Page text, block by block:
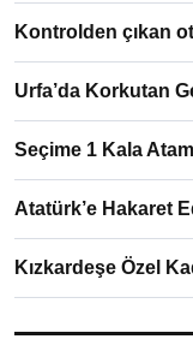
Kontrolden çıkan
Urfa’da Korkutan
Seçime 1 Kala
Atatürk’e Hakaret
Kızkardeşe Özel